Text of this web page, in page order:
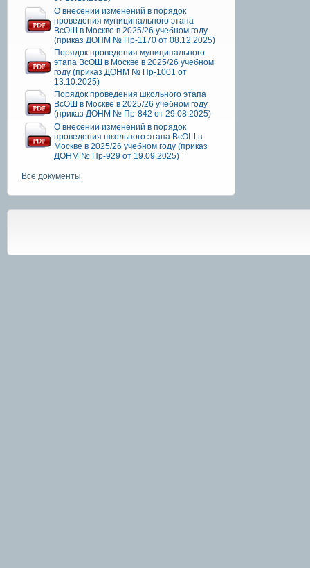
О внесении изменений в порядок
проведения муниципального этапа
ВсОШ в Москве в 2025/26 учебном году
(приказ ДОНМ № Пр-1170 от 08.12.2025)
Порядок проведения муниципального
этапа ВсОШ в Москве в 2025/26 учебном
году (приказ ДОНМ № Пр-1001 от
13.10.2025)
Порядок проведения школьного этапа
ВсОШ в Москве в 2025/26 учебном году
(приказ ДОНМ № Пр-842 от 29.08.2025)
О внесении изменений в порядок
проведения школьного этапа ВсОШ в
Москве в 2025/26 учебном году (приказ
ДОНМ № Пр-929 от 19.09.2025)
Все документы